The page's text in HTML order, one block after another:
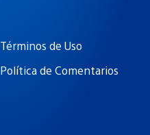
Términos de Uso
Política de Comentarios